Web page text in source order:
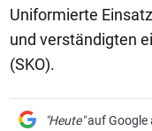
Uniformierte
und verständigten
(SKO).
"Heute"auf Google